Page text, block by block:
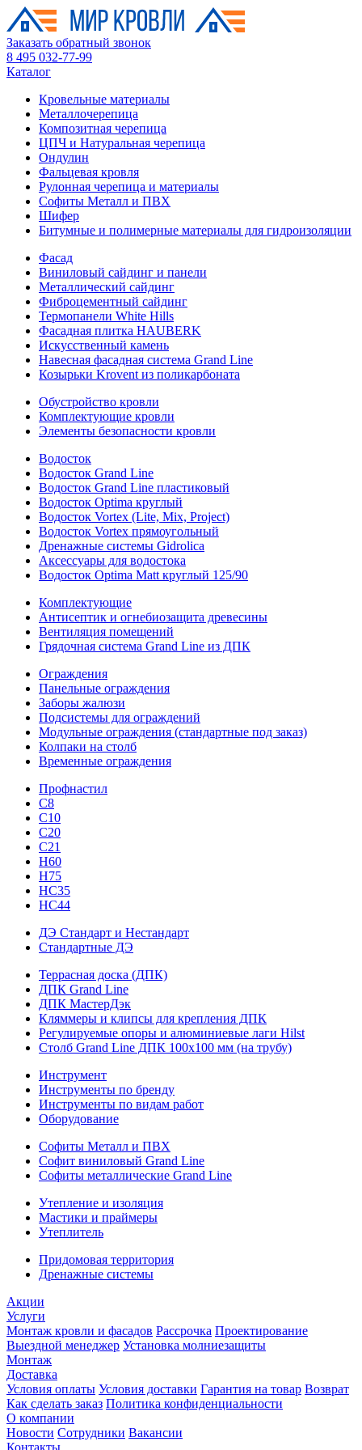
Заказать обратный звонок
8 495 032-77-99
Каталог
Кровельные материалы
Металлочерепица
Композитная черепица
ЦПЧ и Натуральная черепица
Ондулин
Фальцевая кровля
Рулонная черепица и материалы
Софиты Металл и ПВХ
Шифер
Битумные и полимерные материалы для гидроизоляции
Фасад
Виниловый сайдинг и панели
Металлический сайдинг
Фиброцементный сайдинг
Термопанели White Hills
Фасадная плитка HAUBERK
Искусственный камень
Навесная фасадная система Grand Line
Козырьки Krovent из поликарбоната
Обустройство кровли
Комплектующие кровли
Элементы безопасности кровли
Водосток
Водосток Grand Line
Водосток Grand Line пластиковый
Водосток Optima круглый
Водосток Vortex (Lite, Mix, Project)
Водосток Vortex прямоугольный
Дренажные системы Gidrolica
Аксессуары для водостока
Водосток Optima Matt круглый 125/90
Комплектующие
Антисептик и огнебиозащита древесины
Вентиляция помещений
Грядочная система Grand Line из ДПК
Ограждения
Панельные ограждения
Заборы жалюзи
Подсистемы для ограждений
Модульные ограждения (стандартные под заказ)
Колпаки на столб
Временные ограждения
Профнастил
С8
С10
С20
С21
H60
H75
HС35
НС44
ДЭ Стандарт и Нестандарт
Стандартные ДЭ
Террасная доска (ДПК)
ДПК Grand Line
ДПК МастерДэк
Кляммеры и клипсы для крепления ДПК
Регулируемые опоры и алюминиевые лаги Hilst
Столб Grand Line ДПК 100х100 мм (на трубу)
Инструмент
Инструменты по бренду
Инструменты по видам работ
Оборудование
Софиты Металл и ПВХ
Софит виниловый Grand Line
Софиты металлические Grand Line
Утепление и изоляция
Мастики и праймеры
Утеплитель
Придомовая территория
Дренажные системы
Акции
Услуги
Монтаж кровли и фасадов Рассрочка Проектирование
Выездной менеджер Установка молниезащиты
Монтаж
Доставка
Условия оплаты Условия доставки Гарантия на товар Возврат
Как сделать заказ Политика конфиденциальности
О компании
Новости Сотрудники Вакансии
Контакты